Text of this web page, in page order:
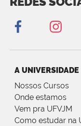
A UNIVERSIDADE
Nossos Cursos
Onde estamos
Vem pra UFVJM
Como estudar na